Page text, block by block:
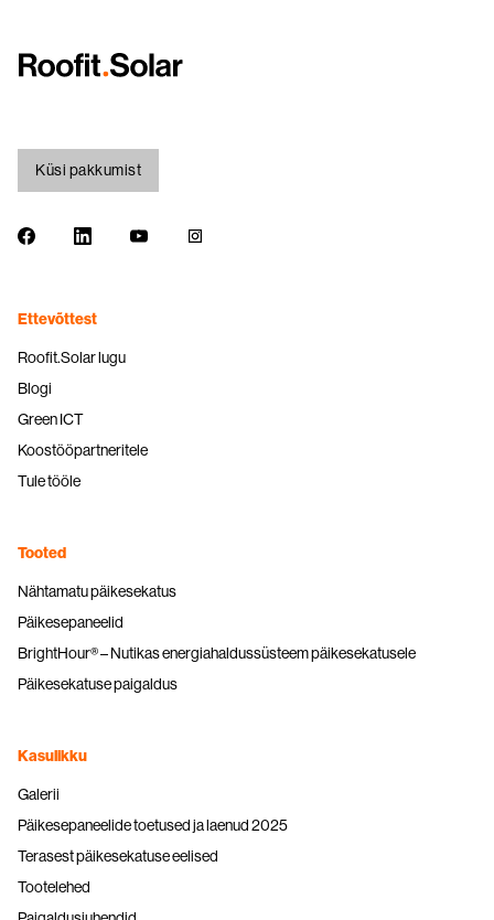
Küsi pakkumist
Ettevõttest
Roofit.Solar lugu
Blogi
Green ICT
Koostööpartneritele
Tule tööle
Tooted
Nähtamatu päikesekatus
Päikesepaneelid
BrightHour® – Nutikas energiahaldussüsteem päikesekatusele
Päikesekatuse paigaldus
Kasulikku
Galerii
Päikesepaneelide toetused ja laenud 2025
Terasest päikesekatuse eelised
Tootelehed